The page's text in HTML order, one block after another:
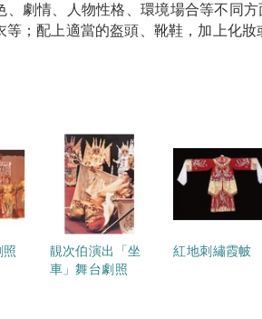
、劇情、人物性格、環境場合等不同
；配上適當的盔頭、靴鞋，加上化
照
靚次伯演出「坐
車」舞台劇照
紅地刺繡霞帔